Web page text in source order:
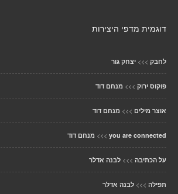
דוגמית מדפי היצירות
לחבק >>> יצחק גור
פוקוס ירוק >>> מנחם דוד
אוצר מילים >>> מנחם דוד
you are connected
>>> מנחם דוד
על הכתיבה >>> לבנה אדלר
תפילה >>> לבנה אדלר